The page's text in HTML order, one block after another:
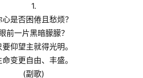
1.
心是否困倦且愁烦？
前一片黑暗朦朦？
要仰望主就得光明。
命变更自由、丰盛。
(副歌)